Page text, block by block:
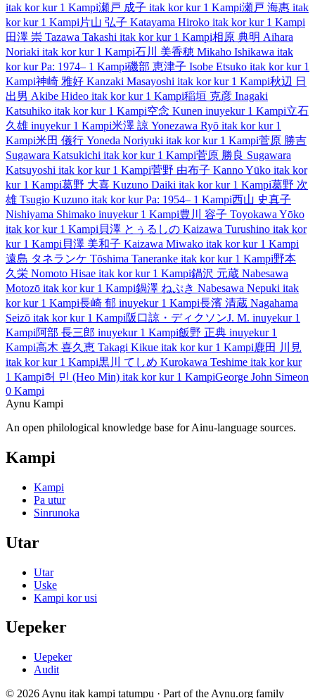
itak kor kur 1 Kampi瀬戸 成子 itak kor kur 1 Kampi瀬戸 海惠 itak
kor kur 1 Kampi 片山 弘子 Katayama Hiroko itak kor kur 1 Kampi
田澤 崇 Tazawa Takashi itak kor kur 1 Kampi相原 典明 Aihara
Noriaki itak kor kur 1 Kampi石川 美香穂 Mikaho Ishikawa itak
kor kur Pa: 1974– 1 Kampi磯部 恵津子 Isobe Etsuko itak kor kur 1
Kampi神崎 雅好 Kanzaki Masayoshi itak kor kur 1 Kampi秋辺 日
出男 Akibe Hideo itak kor kur 1 Kampi稲垣 克彦 Inagaki
Katsuhiko itak kor kur 1 Kampi空念 Kunen inuyekur 1 Kampi立石
久雄 inuyekur 1 Kampi米澤 諒 Yonezawa Ryō itak kor kur 1
Kampi米田 儀行 Yoneda Noriyuki itak kor kur 1 Kampi菅原 勝吉
Sugawara Katsukichi itak kor kur 1 Kampi菅原 勝良 Sugawara
Katsuyoshi itak kor kur 1 Kampi菅野 由布子 Kanno Yūko itak kor
kur 1 Kampi葛野 大喜 Kuzuno Daiki itak kor kur 1 Kampi葛野 次
雄 Tsugio Kuzuno itak kor kur Pa: 1954– 1 Kampi西山 史真子
Nishiyama Shimako inuyekur 1 Kampi豊川 容子 Toyokawa Yōko
itak kor kur 1 Kampi 貝澤 とぅるしの Kaizawa Turushino itak kor
kur 1 Kampi 貝澤 美和子 Kaizawa Miwako itak kor kur 1 Kampi
遠島 タネランケ Tōshima Taneranke itak kor kur 1 Kampi野本
久栄 Nomoto Hisae itak kor kur 1 Kampi鍋沢 元蔵 Nabesawa
Motozō itak kor kur 1 Kampi鍋澤 ねぷき Nabesawa Nepuki itak
kor kur 1 Kampi長崎 郁 inuyekur 1 Kampi長濱 清蔵 Nagahama
Seizō itak kor kur 1 Kampi阪口諒・ディクソンJ. M. inuyekur 1
Kampi阿部 長三郎 inuyekur 1 Kampi飯野 正典 inuyekur 1
Kampi高木 喜久恵 Takagi Kikue itak kor kur 1 Kampi鹿田 川見
itak kor kur 1 Kampi黒川 てしめ Kurokawa Teshime itak kor kur
1 Kampi허 민 (Heo Min) itak kor kur 1 KampiGeorge John Simeon
0 Kampi
Aynu Kampi
An open philological knowledge base for Ainu-language sources.
Kampi
Kampi
Pa utur
Sinrunoka
Utar
Utar
Uske
Kampi kor usi
Uepeker
Uepeker
Audit
© 2026 Aynu itak kampi tatumpu · Part of the Aynu.org family